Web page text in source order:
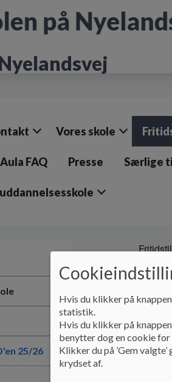
Vores skole
Aula FAQ Presse Særlige
25/26
Vedr.
Hvis du klikker på
statistik.
Hvis du klikker på
benytter dog en cookie for
Klikker du på ’Gem
krydset af.